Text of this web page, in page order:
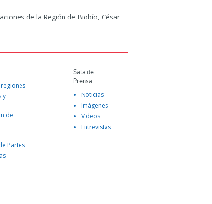
de la Región de Biobío, César
y
de
Partes
Sala de
Prensa
Noticias
Imágenes
Videos
Entrevistas